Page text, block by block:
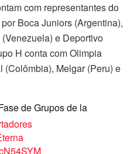
com representantes do
Boca Juniors (Argentina),
e Deportivo
H conta com Olimpia
Melgar (Peru) e
de Grupos de la